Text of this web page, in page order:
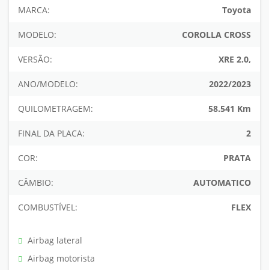
MARCA: Toyota
MODELO: COROLLA CROSS
VERSÃO: XRE 2.0,
ANO/MODELO: 2022/2023
QUILOMETRAGEM: 58.541 Km
FINAL DA PLACA: 2
COR: PRATA
CÂMBIO: AUTOMATICO
COMBUSTÍVEL: FLEX
Airbag lateral
Airbag motorista